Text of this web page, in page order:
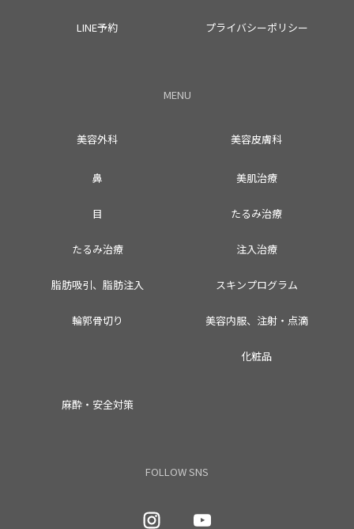
LINE予約 プライバシーポリシー
MENU
美容外科
鼻
目
たるみ治療
脂肪吸引、脂肪注入
輪郭骨切り
美容皮膚科
美肌治療
たるみ治療
注入治療
スキンプログラム
美容内服、注射・点滴
化粧品
麻酔・安全対策
FOLLOW SNS